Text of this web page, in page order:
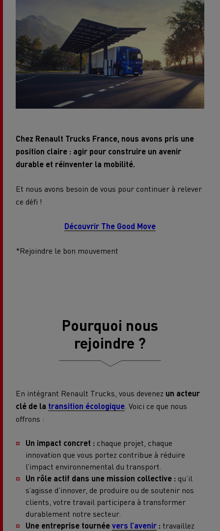
Chez Renault Trucks France, nous avons pris une
position claire : agir pour construire un avenir
durable et réinventer la mobilité.
Et nous avons besoin de vous pour continuer à relever
ce défi !
Découvrir The Good Move
*Rejoindre le bon mouvement
Pourquoi nous
rejoindre ?
En intégrant Renault Trucks, vous devenez un acteur
clé de la transition écologique . Voici ce que nous
offrons :
Un impact concret : chaque projet, chaque
innovation que vous portez contribue à réduire
l’impact environnemental du transport.
Un rôle actif dans une mission collective : qu’il
s’agisse d’innover, de produire ou de soutenir nos
clients, votre travail participera à transformer
durablement notre secteur.
Une entreprise tournéevers l’avenir : travaillez